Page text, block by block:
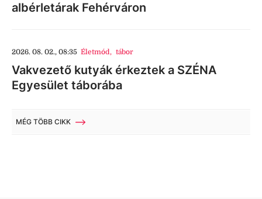
albérletárak Fehérváron
2026. 08. 02., 08:35 Életmód, tábor
Vakvezető kutyák érkeztek a SZÉNA
Egyesület táborába
MÉG TÖBB CIKK